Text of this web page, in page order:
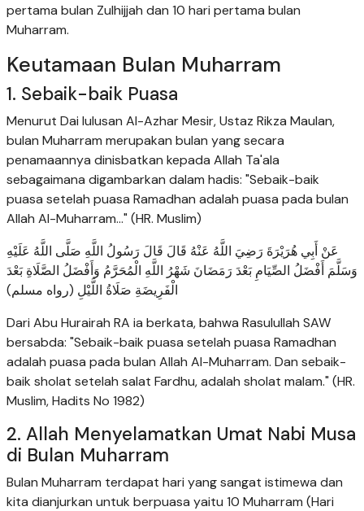
pertama bulan Zulhijjah dan 10 hari pertama bulan
Muharram.
Keutamaan Bulan Muharram
1. Sebaik-baik Puasa
Menurut Dai lulusan Al-Azhar Mesir, Ustaz Rikza Maulan,
bulan Muharram merupakan bulan yang secara
penamaannya dinisbatkan kepada Allah Ta'ala
sebagaimana digambarkan dalam hadis: "Sebaik-baik
puasa setelah puasa Ramadhan adalah puasa pada bulan
Allah Al-Muharram..." (HR. Muslim)
عَنْ أَبِي هُرَيْرَةَ رَضِيَ اللَّهُ عَنْهُ قَالَ قَالَ رَسُولُ اللَّهِ صَلَّى اللَّهُ عَلَيْهِ
وَسَلَّمَ أَفْضَلُ الصِّيَامِ بَعْدَ رَمَضَانَ شَهْرُ اللَّهِ الْمُحَرَّمُ وَأَفْضَلُ الصَّلَاةِ بَعْدَ
الْفَرِيضَةِ صَلَاةُ اللَّيْلِ (رواه مسلم)
Dari Abu Hurairah RA ia berkata, bahwa Rasulullah SAW
bersabda: "Sebaik-baik puasa setelah puasa Ramadhan
adalah puasa pada bulan Allah Al-Muharram. Dan sebaik-
baik sholat setelah salat Fardhu, adalah sholat malam." (HR.
Muslim, Hadits No 1982)
2. Allah Menyelamatkan Umat Nabi Musa
di Bulan Muharram
Bulan Muharram terdapat hari yang sangat istimewa dan
kita dianjurkan untuk berpuasa yaitu 10 Muharram (Hari